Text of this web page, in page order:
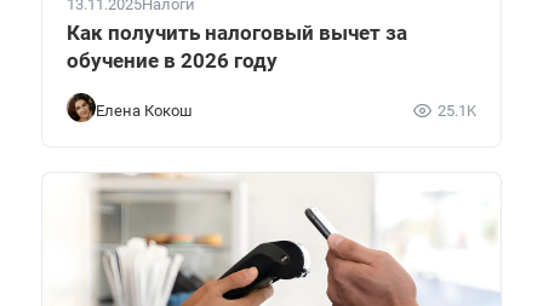
13.11.2025Налоги
Как получить налоговый вычет за
обучение в 2026 году
Елена Кокош 25.1K